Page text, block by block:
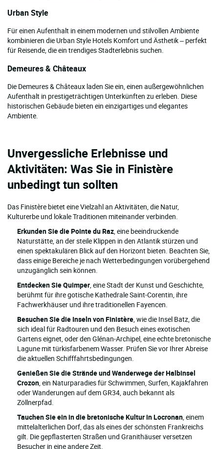
Urban Style
Für einen Aufenthalt in einem modernen und stilvollen Ambiente
kombinieren die Urban Style Hotels Komfort und Ästhetik – perfekt
für Reisende, die ein trendiges Stadterlebnis suchen.
Demeures & Châteaux
Die Demeures & Châteaux laden Sie ein, einen außergewöhnlichen
Aufenthalt in prestigeträchtigen Unterkünften zu erleben. Diese
historischen Gebäude bieten ein einzigartiges und elegantes
Ambiente.
Unvergessliche Erlebnisse und
Aktivitäten: Was Sie in Finistère
unbedingt tun sollten
Das Finistère bietet eine Vielzahl an Aktivitäten, die Natur,
Kulturerbe und lokale Traditionen miteinander verbinden.
Erkunden Sie die Pointe du Raz, eine beeindruckende
Naturstätte, an der steile Klippen in den Atlantik stürzen und
einen spektakulären Blick auf den Horizont bieten. Beachten Sie,
dass einige Bereiche je nach Wetterbedingungen vorübergehend
unzugänglich sein können.
Entdecken Sie Quimper, eine Stadt der Kunst und Geschichte,
berühmt für ihre gotische Kathedrale Saint-Corentin, ihre
Fachwerkhäuser und ihre traditionellen Fayencen.
Besuchen Sie die Inseln von Finistère, wie die Insel Batz, die
sich ideal für Radtouren und den Besuch eines exotischen
Gartens eignet, oder den Glénan-Archipel, eine echte bretonische
Lagune mit türkisfarbenem Wasser. Prüfen Sie vor Ihrer Abreise
die aktuellen Schifffahrtsbedingungen.
Genießen Sie die Strände und Wanderwege der Halbinsel
Crozon, ein Naturparadies für Schwimmen, Surfen, Kajakfahren
oder Wanderungen auf dem GR34, auch bekannt als
Zöllnerpfad.
Tauchen Sie ein in die bretonische Kultur in Locronan, einem
mittelalterlichen Dorf, das als eines der schönsten Frankreichs
gilt. Die gepflasterten Straßen und Granithäuser versetzen
Besucher in eine andere Zeit.